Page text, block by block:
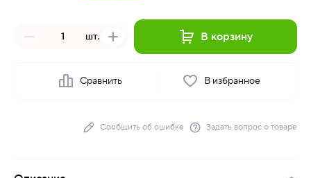
шт. В корзину
Сравнить В избранное
Сообщить об ошибке Задать вопрос о товаре